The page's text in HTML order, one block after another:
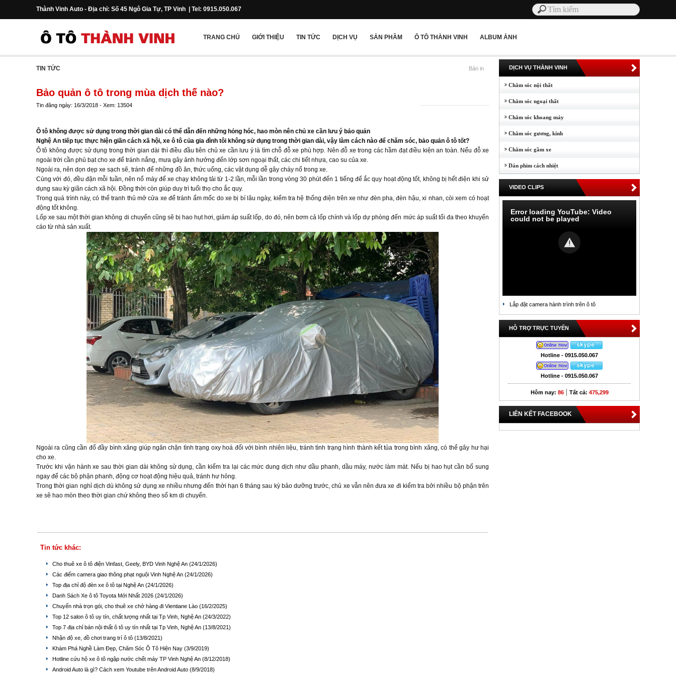
Thành Vinh Auto - Địa chỉ: Số 45 Ngô Gia Tự, TP Vinh | Tel: 0915.050.067
TRANG CHỦ GIỚI THIỆU TIN TỨC DỊCH VỤ SẢN PHẦM Ô TÔ THÀNH VINH ALBUM ẢNH
TIN TỨC Bản in
Bảo quản ô tô trong mùa dịch thế nào?
Tin đăng ngày: 16/3/2018 - Xem: 13504
Ô tô không được sử dụng trong thời gian dài có thể dẫn đến những hỏng hóc, hao mòn nên chủ xe cần lưu ý bảo quản
Nghệ An tiếp tục thực hiện giãn cách xã hội, xe ô tô của gia đình tôi không sử dụng trong thời gian dài, vậy làm cách nào để chăm sóc, bảo quản ô tô tốt?
Ô tô không được sử dụng trong thời gian dài thì điều đầu tiên chủ xe cần lưu ý là tìm chỗ đỗ xe phù hợp. Nên đỗ xe trong các hầm đạt điều kiện an toàn. Nếu đỗ xe
ngoài trời cần phủ bạt cho xe để tránh nắng, mưa gây ảnh hưởng đến lớp sơn ngoại thất, các chi tiết nhựa, cao su của xe.
Ngoài ra, nên dọn dẹp xe sạch sẽ, tránh để những đồ ăn, thức uống, các vật dụng dễ gây cháy nổ trong xe.
Cùng với đó, đều đặn mỗi tuần, nên nổ máy để xe chạy không tải từ 1-2 lần, mỗi lần trong vòng 30 phút đến 1 tiếng để ắc quy hoạt động tốt, không bị hết điện khi sử
dụng sau kỳ giãn cách xã hội. Đồng thời còn giúp duy trì tuổi thọ cho ắc quy.
Trong quá trình này, có thể tranh thủ mở cửa xe để tránh ẩm mốc do xe bị bí lâu ngày, kiểm tra hệ thống điện trên xe như đèn pha, đèn hậu, xi nhan, còi xem có hoạt
động tốt không.
Lốp xe sau một thời gian không di chuyển cũng sẽ bị hao hụt hơi, giảm áp suất lốp, do đó, nên bơm cả lốp chính và lốp dự phòng đến mức áp suất tối đa theo khuyến
cáo từ nhà sản xuất.
Ngoài ra cũng cần đổ đầy bình xăng giúp ngăn chặn tình trạng oxy hoá đối với bình nhiên liệu, tránh tình trạng hình thành kết tủa trong bình xăng, có thể gây hư hại
cho xe.
Trước khi vận hành xe sau thời gian dài không sử dụng, cần kiểm tra lại các mức dung dịch như dầu phanh, dầu máy, nước làm mát. Nếu bị hao hụt cần bổ sung
ngay để các bộ phận phanh, động cơ hoạt động hiệu quả, tránh hư hỏng.
Trong thời gian nghỉ dịch dù không sử dụng xe nhiều nhưng đến thời hạn 6 tháng sau kỳ bảo dưỡng trước, chủ xe vẫn nên đưa xe đi kiểm tra bởi nhiều bộ phận trên
xe sẽ hao mòn theo thời gian chứ không theo số km di chuyển.
Tin tức khác:
Cho thuê xe ô tô điện Vinfast, Geely, BYD Vinh Nghệ An (24/1/2026)
Các điểm camera giao thông phạt nguội Vinh Nghệ An (24/1/2026)
Top địa chỉ độ đèn xe ô tô tại Nghệ An (24/1/2026)
Danh Sách Xe ô tô Toyota Mới Nhất 2026 (24/1/2026)
Chuyển nhà trọn gói, cho thuê xe chở hàng đi Vientiane Lào (16/2/2025)
Top 12 salon ô tô uy tín, chất lượng nhất tại Tp Vinh, Nghệ An (24/3/2022)
Top 7 địa chỉ bán nội thất ô tô uy tín nhất tại Tp Vinh, Nghệ An (13/8/2021)
Nhận độ xe, đồ chơi trang trí ô tô (13/8/2021)
Khám Phá Nghề Làm Đẹp, Chăm Sóc Ô Tô Hiện Nay (3/9/2019)
Hotline cứu hộ xe ô tô ngập nước chết máy TP Vinh Nghệ An (8/12/2018)
Android Auto là gì? Cách xem Youtube trên Android Auto (8/9/2018)
DỊCH VỤ THÀNH VINH
Chăm sóc nội thất
Chăm sóc ngoại thất
Chăm sóc khoang máy
Chăm sóc gương, kính
Chăm sóc gầm xe
Dán phim cách nhiệt
VIDEO CLIPS
Error loading YouTube: Video
could not be played
Lắp đặt camera hành trình trên ô tô
HỖ TRỢ TRỰC TUYẾN
Hotline - 0915.050.067
Hotline - 0915.050.067
Hôm nay: 86| Tất cả: 475,299
LIÊN KẾT FACEBOOK